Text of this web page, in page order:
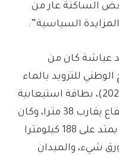
الساكنة عار من
السياسية”.
عياشة كان من
للتزويد بالماء
الشروب ومياه السقي (2020–2027)، بطاقة استيعابية
تناهز 118 مليون متر مكعب، وارتفاع يقارب 38 مترا، وكان
من شأنه أن يغطي حوضا مائيا يمتد على 188 كيلومترا
شيء، والميدان